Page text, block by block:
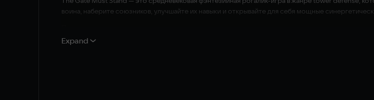
воина, наберите союзников, улучшайте их навыки и открывайте для себя мощные
НОВОЕ ВИДЕНИЕ ЖАНРА TOWER DEFENSE
Expand